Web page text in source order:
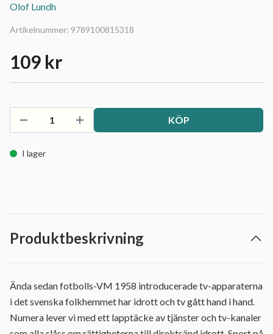
Olof Lundh
Artikelnummer: 9789100815318
109 kr
KÖP
I lager
Produktbeskrivning
Ända sedan fotbolls-VM 1958 introducerade tv-apparaterna
i det svenska folkhemmet har idrott och tv gått hand i hand.
Numera lever vi med ett lapptäcke av tjänster och tv-kanaler